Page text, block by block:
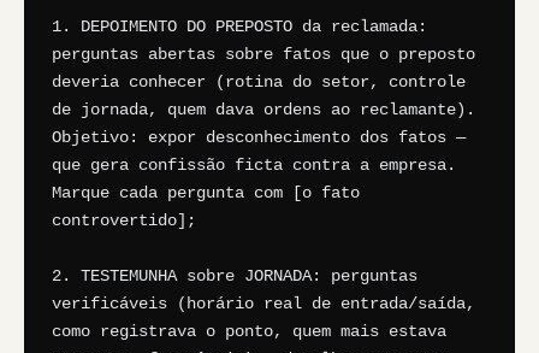
1. DEPOIMENTO DO PREPOSTO da reclamada:
perguntas abertas sobre fatos que o preposto
deveria conhecer (rotina do setor, controle
de jornada, quem dava ordens ao reclamante).
Objetivo: expor desconhecimento dos fatos —
que gera confissão ficta contra a empresa.
Marque cada pergunta com [o fato
controvertido];
2. TESTEMUNHA sobre JORNADA: perguntas
verificáveis (horário real de entrada/saída,
como registrava o ponto, quem mais estava